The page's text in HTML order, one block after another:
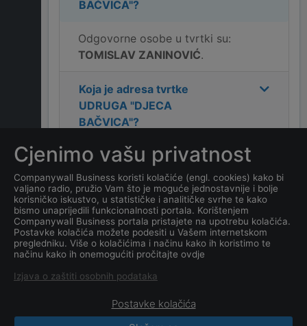
BAČVICA"?
Odgovorne osobe u tvrtki su:
TOMISLAV ZANINOVIĆ.
Koja je adresa tvrtke
UDRUGA "DJECA
BAČVICA"?
Koji je kontakt tvrtke
UDRUGA "DJECA
BAČVICA"?
Koji je datum osnivanja
tvrtkeUDRUGA "DJECA
BAČVICA" ?
Cjenimo vašu privatnost
Companywall Business koristi kolačiće (engl. cookies) kako bi
valjano radio, pružio Vam što je moguće jednostavnije i bolje
korisničko iskustvo, u statističke i analitičke svrhe te kako
bismo unaprijedili funkcionalnosti portala. Korištenjem
Companywall Business portala pristajete na upotrebu kolačića.
Postavke kolačića možete podesiti u Vašem internetskom
pregledniku. Više o kolačićima i načinu kako ih koristimo te
načinu kako ih onemogućiti pročitajte ovdje
Izjava o zaštiti osobnih podataka
Postavke kolačića